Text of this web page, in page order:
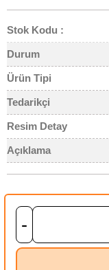
Stok Kodu :
Durum
Ürün Tipi
Tedarikçi
Resim Detay
Açıklama
-